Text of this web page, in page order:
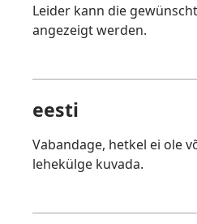
Leider kann die
angezeigt werden.
eesti
Vabandage, hetkel ei ole
lehekülge kuvada.